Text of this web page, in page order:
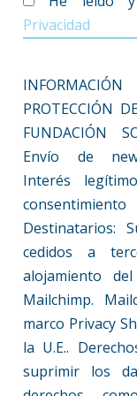
Privacidad
PROTECCIÓN
FUNDACIÓN
Envío de
Interés
Destinatarios:
cedidos a
alojamiento
Mailchimp.
marco Privacy
la U.E..
suprimir los